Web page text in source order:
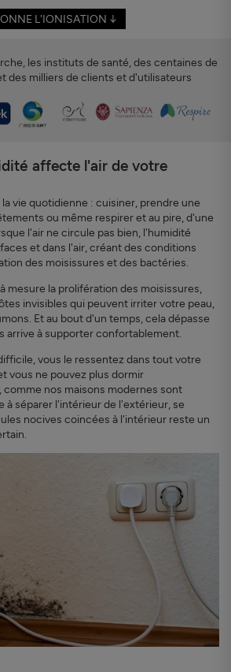
L'IONISATION ↓
les instituts de santé, des centaines de
des milliers de clients et d'utilisateurs
affecte l'air de votre
vie quotidienne : cuisiner, prendre une
ou même respirer et au pire, d'une
l'air ne circule pas bien, l'humidité
et dans l'air, créant des conditions
des moisissures et des bactéries.
mesure la prolifération des moisissures,
invisibles qui peuvent irriter votre peau,
Et au bout d'un temps, cela dépasse
arrive à supporter confortablement.
vous le ressentez dans tout votre
vous ne pouvez plus dormir
nos maisons modernes sont
à séparer l'intérieur de l'extérieur, se
nocives coincées à l'intérieur reste un